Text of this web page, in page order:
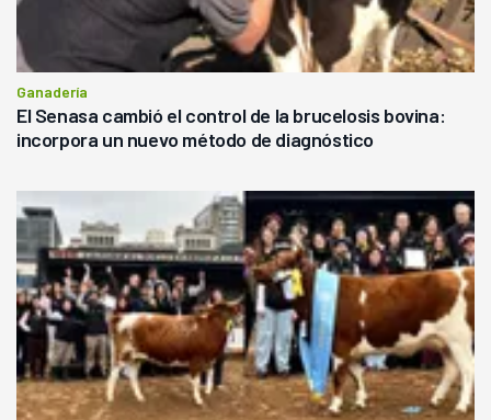
Ganadería
El Senasa cambió el control de la brucelosis bovina:
incorpora un nuevo método de diagnóstico